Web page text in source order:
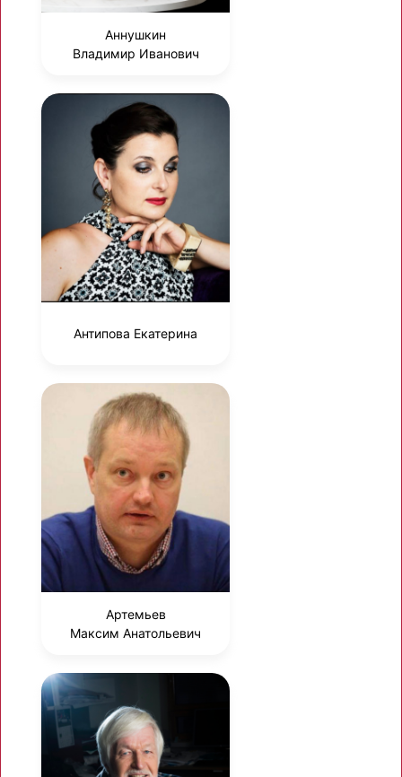
Аннушкин
Владимир Иванович
Антипова Екатерина
Артемьев
Максим Анатольевич